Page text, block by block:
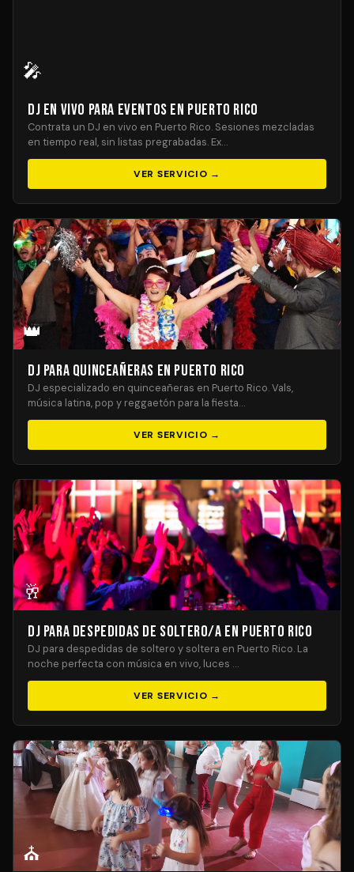
🎤
DJ En Vivo para Eventos en Puerto Rico
Contrata un DJ en vivo en Puerto Rico. Sesiones mezcladas
en tiempo real, sin listas pregrabadas. Ex…
VER SERVICIO →
👑
DJ para Quinceañeras en Puerto Rico
DJ especializado en quinceañeras en Puerto Rico. Vals,
música latina, pop y reggaetón para la fiesta…
VER SERVICIO →
🥂
DJ para Despedidas de Soltero/a en Puerto Rico
DJ para despedidas de soltero y soltera en Puerto Rico. La
noche perfecta con música en vivo, luces …
VER SERVICIO →
⛪